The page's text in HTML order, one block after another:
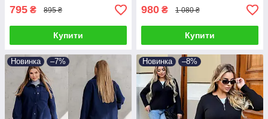
795 ₴ 895 ₴
Купити
980 ₴ 1 080 ₴
Купити
Новинка –7% Новинка –8%